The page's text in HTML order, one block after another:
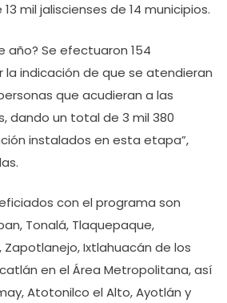
mil jaliscienses de 14 municipios.
año? Se efectuaron 154
la indicación de que se atendieran
que acudieran a las
dando un total de 3 mil 380
instalados en esta etapa”,
con el programa son
Tonalá, Tlaquepaque,
Zapotlanejo, Ixtlahuacán de los
en el Área Metropolitana, así
Atotonilco el Alto, Ayotlán y